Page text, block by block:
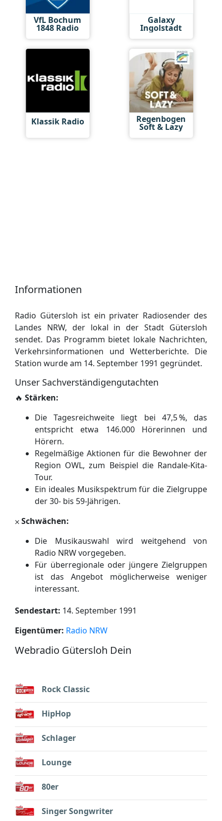
VfL Bochum
1848 Radio
Galaxy
Ingolstadt
Klassik Radio Regenbogen
Soft & Lazy
Informationen
Radio Gütersloh ist ein privater Radiosender des
Landes NRW, der lokal in der Stadt Gütersloh
sendet. Das Programm bietet lokale Nachrichten,
Verkehrsinformationen und Wetterberichte. Die
Station wurde am 14. September 1991 gegründet.
Unser Sachverständigengutachten
🔥 Stärken:
Die Tagesreichweite liegt bei 47,5 %, das
entspricht etwa 146.000 Hörerinnen und
Hörern.
Regelmäßige Aktionen für die Bewohner der
Region OWL, zum Beispiel die Randale-Kita-
Tour.
Ein ideales Musikspektrum für die Zielgruppe
der 30- bis 59-Jährigen.
⨉Schwächen:
Die Musikauswahl wird weitgehend von
Radio NRW vorgegeben.
Für überregionale oder jüngere Zielgruppen
ist das Angebot möglicherweise weniger
interessant.
Sendestart: 14. September 1991
Eigentümer: Radio NRW
Webradio Gütersloh Dein
Rock Classic
HipHop
Schlager
Lounge
80er
Singer Songwriter